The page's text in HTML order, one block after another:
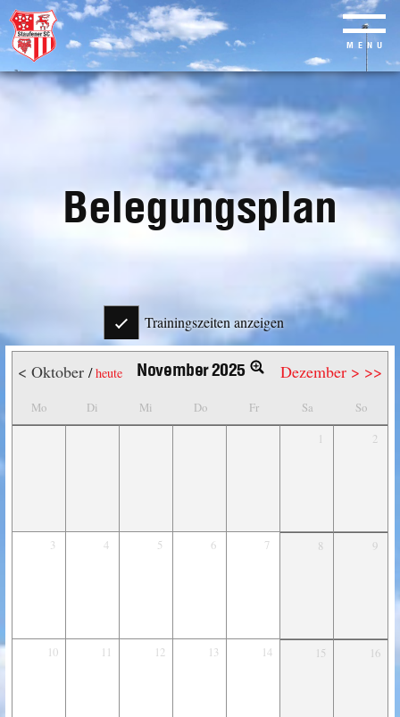
Skip
to
MENU
Belegungsplan
Trainingszeiten anzeigen
< Oktober/heute November 2025 Dezember > >>
Mo Di Mi Do Fr Sa
So
1
2
3 4 5 6 7 8 9
10 11 12 13 14 15 16